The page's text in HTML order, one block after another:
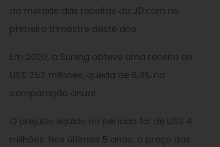
da metade das receitas da JD.com no
primeiro trimestre deste ano.
Em 2020, a Suning obteve uma receita de
US$ 252 milhões, queda de 6,3% na
comparação anual.
O prejuízo líquido no período foi de US$ 4
milhões. Nos últimos 5 anos, o preço das